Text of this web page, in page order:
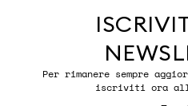
Per rimanere sempre
iscriviti ora